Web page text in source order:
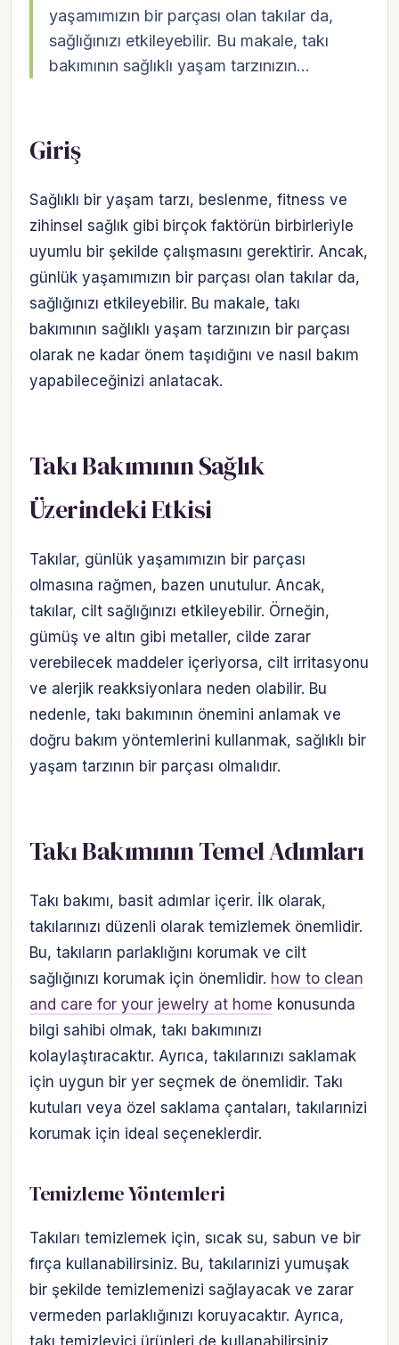
yaşamımızın bir parçası olan takılar da,
sağlığınızı etkileyebilir. Bu makale, takı
bakımının sağlıklı yaşam tarzınızın…
Giriş
Sağlıklı bir yaşam tarzı, beslenme, fitness ve
zihinsel sağlık gibi birçok faktörün birbirleriyle
uyumlu bir şekilde çalışmasını gerektirir. Ancak,
günlük yaşamımızın bir parçası olan takılar da,
sağlığınızı etkileyebilir. Bu makale, takı
bakımının sağlıklı yaşam tarzınızın bir parçası
olarak ne kadar önem taşıdığını ve nasıl bakım
yapabileceğinizi anlatacak.
Takı Bakımının Sağlık
Üzerindeki Etkisi
Takılar, günlük yaşamımızın bir parçası
olmasına rağmen, bazen unutulur. Ancak,
takılar, cilt sağlığınızı etkileyebilir. Örneğin,
gümüş ve altın gibi metaller, cilde zarar
verebilecek maddeler içeriyorsa, cilt irritasyonu
ve alerjik reakksiyonlara neden olabilir. Bu
nedenle, takı bakımının önemini anlamak ve
doğru bakım yöntemlerini kullanmak, sağlıklı bir
yaşam tarzının bir parçası olmalıdır.
Takı Bakımının Temel Adımları
Takı bakımı, basit adımlar içerir. İlk olarak,
takılarınızı düzenli olarak temizlemek önemlidir.
Bu, takıların parlaklığını korumak ve cilt
sağlığınızı korumak için önemlidir. how to clean
and care for your jewelry at home konusunda
bilgi sahibi olmak, takı bakımınızı
kolaylaştıracaktır. Ayrıca, takılarınızı saklamak
için uygun bir yer seçmek de önemlidir. Takı
kutuları veya özel saklama çantaları, takılarınizi
korumak için ideal seçeneklerdir.
Temizleme Yöntemleri
Takıları temizlemek için, sıcak su, sabun ve bir
fırça kullanabilirsiniz. Bu, takılarınizi yumuşak
bir şekilde temizlemenizi sağlayacak ve zarar
vermeden parlaklığınızı koruyacaktır. Ayrıca,